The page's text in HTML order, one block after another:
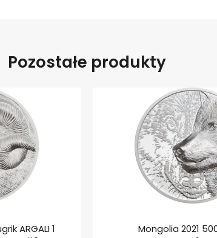
Pozostałe produkty
ARGALI 1
Mongolia 2021